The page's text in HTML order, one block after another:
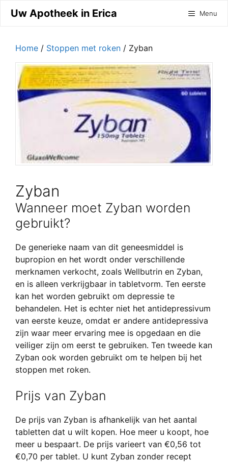
naar
inhoud
Uw Apotheek in Erica Menu
Home / Stoppen met roken / Zyban
Zyban
Wanneer moet Zyban worden
gebruikt?
De generieke naam van dit geneesmiddel is
bupropion en het wordt onder verschillende
merknamen verkocht, zoals Wellbutrin en Zyban,
en is alleen verkrijgbaar in tabletvorm. Ten eerste
kan het worden gebruikt om depressie te
behandelen. Het is echter niet het antidepressivum
van eerste keuze, omdat er andere antidepressiva
zijn waar meer ervaring mee is opgedaan en die
veiliger zijn om eerst te gebruiken. Ten tweede kan
Zyban ook worden gebruikt om te helpen bij het
stoppen met roken.
Prijs van Zyban
De prijs van Zyban is afhankelijk van het aantal
tabletten dat u wilt kopen. Hoe meer u koopt, hoe
meer u bespaart. De prijs varieert van €0,56 tot
€0,70 per tablet. U kunt Zyban zonder recept